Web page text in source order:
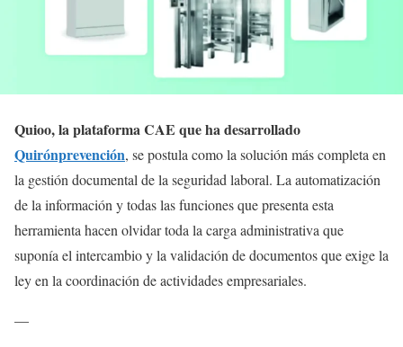
Quioo, la plataforma CAE que ha desarrollado
Quirónprevención, se postula como la solución más completa en
la gestión documental de la seguridad laboral. La automatización
de la información y todas las funciones que presenta esta
herramienta hacen olvidar toda la carga administrativa que
suponía el intercambio y la validación de documentos que exige la
ley en la coordinación de actividades empresariales.
—